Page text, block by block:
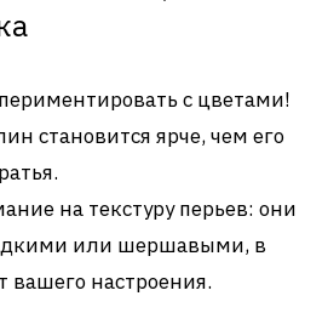
с цветами!
становится ярче, чем его
на текстуру перьев: они
или шершавыми, в
вашего настроения.